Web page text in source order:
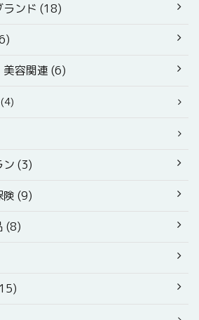
ランド (18)
美容関連 (6)
ン (3)
険 (9)
(8)